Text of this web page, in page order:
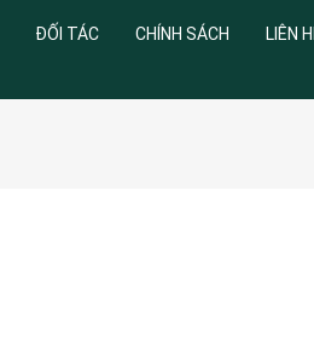
ĐỐI TÁC CHÍNH SÁCH LIÊN